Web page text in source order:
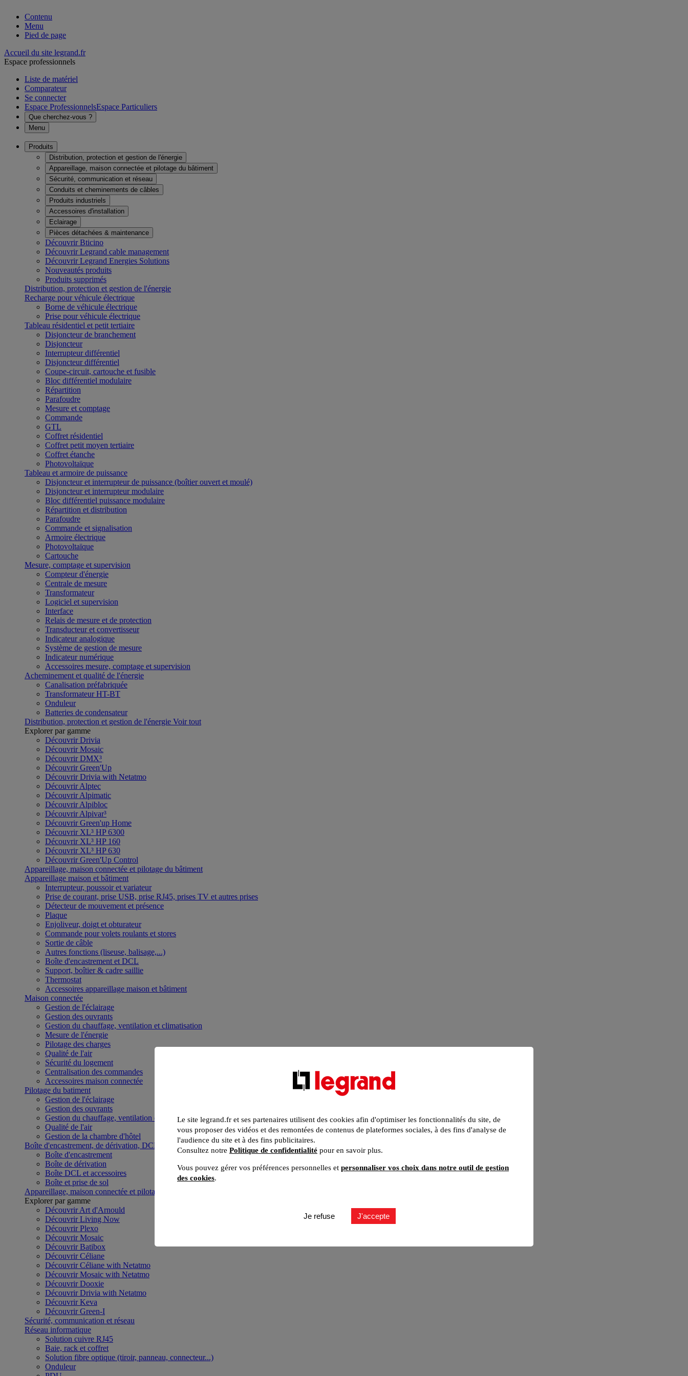
Contenu
Menu
Pied de page
Accueil du site legrand.fr
Espace professionnels
Liste de matériel
Comparateur
Se connecter
Espace ProfessionnelsEspace Particuliers
Que cherchez-vous ?
Menu
Produits
Distribution, protection et gestion de l'énergie
Appareillage, maison connectée et pilotage du bâtiment
Sécurité, communication et réseau
Conduits et cheminements de câbles
Produits industriels
Accessoires d'installation
Eclairage
Pièces détachées & maintenance
Découvrir Bticino
Découvrir Legrand cable management
Découvrir Legrand Energies Solutions
Nouveautés produits
Produits supprimés
Distribution, protection et gestion de l'énergie
Recharge pour véhicule électrique
Borne de véhicule électrique
Prise pour véhicule électrique
Tableau résidentiel et petit tertiaire
Disjoncteur de branchement
Disjoncteur
Interrupteur différentiel
Disjoncteur différentiel
Coupe-circuit, cartouche et fusible
Bloc différentiel modulaire
Répartition
Parafoudre
Mesure et comptage
Commande
GTL
Coffret résidentiel
Coffret petit moyen tertiaire
Coffret étanche
Photovoltaïque
Tableau et armoire de puissance
Disjoncteur et interrupteur de puissance (boîtier ouvert et moulé)
Disjoncteur et interrupteur modulaire
Bloc différentiel puissance modulaire
Répartition et distribution
Parafoudre
Commande et signalisation
Armoire électrique
Photovoltaïque
Cartouche
Mesure, comptage et supervision
Compteur d'énergie
Centrale de mesure
Transformateur
Logiciel et supervision
Interface
Relais de mesure et de protection
Transducteur et convertisseur
Indicateur analogique
Système de gestion de mesure
Indicateur numérique
Accessoires mesure, comptage et supervision
Acheminement et qualité de l'énergie
Canalisation préfabriquée
Transformateur HT-BT
Onduleur
Batteries de condensateur
Distribution, protection et gestion de l'énergie Voir tout
Explorer par gamme
Découvrir Drivia
Découvrir Mosaic
Découvrir DMX³
Découvrir Green'Up
Découvrir Drivia with Netatmo
Découvrir Alptec
Découvrir Alpimatic
Découvrir Alpibloc
Découvrir Alpivar³
Découvrir Green'up Home
Découvrir XL³ HP 6300
Découvrir XL³ HP 160
Découvrir XL³ HP 630
Découvrir Green'Up Control
Appareillage, maison connectée et pilotage du bâtiment
Appareillage maison et bâtiment
Interrupteur, poussoir et variateur
Prise de courant, prise USB, prise RJ45, prises TV et autres prises
Détecteur de mouvement et présence
Plaque
Enjoliveur, doigt et obturateur
Commande pour volets roulants et stores
Sortie de câble
Autres fonctions (liseuse, balisage,...)
Boîte d'encastrement et DCL
Support, boîtier & cadre saillie
Thermostat
Accessoires appareillage maison et bâtiment
Maison connectée
Gestion de l'éclairage
Gestion des ouvrants
Gestion du chauffage, ventilation et climatisation
Mesure de l'énergie
Pilotage des charges
Qualité de l'air
Sécurité du logement
Centralisation des commandes
Accessoires maison connectée
Pilotage du batiment
Gestion de l'éclairage
Gestion des ouvrants
Gestion du chauffage, ventilation et climatisation
Qualité de l'air
Gestion de la chambre d'hôtel
Boîte d'encastrement, de dérivation, DCL et boîte de sol
Boîte d'encastrement
Boîte de dérivation
Boîte DCL et accessoires
Boîte et prise de sol
Appareillage, maison connectée et pilotage du bâtiment
Explorer par gamme
Découvrir Art d'Arnould
Découvrir Living Now
Découvrir Plexo
Découvrir Mosaic
Découvrir Batibox
Découvrir Céliane
Découvrir Céliane with Netatmo
Découvrir Mosaic with Netatmo
Découvrir Dooxie
Découvrir Drivia with Netatmo
Découvrir Keva
Découvrir Green-I
Sécurité, communication et réseau
Réseau informatique
Solution cuivre RJ45
Baie, rack et coffret
Solution fibre optique (tiroir, panneau, connecteur...)
Onduleur
Le site legrand.fr et ses partenaires utilisent des cookies afin d'optimiser les fonctionnalités du site, de
vous proposer des vidéos et des remontées de contenus de plateformes sociales, à des fins d'analyse de
l'audience du site et à des fins publicitaires.
Consultez notre Politique de confidentialité pour en savoir plus.
Vous pouvez gérer vos préférences personnelles et personnaliser vos choix dans notre outil de gestion
des cookies.
Je refuse J'accepte